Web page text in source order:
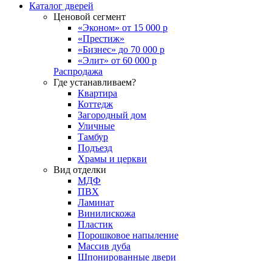
Каталог дверей
Ценовой сегмент
«Эконом» от 15 000 р
«Престиж»
«Бизнес» до 70 000 р
«Элит» от 60 000 р
Распродажа
Где устанавливаем?
Квартира
Коттедж
Загородный дом
Уличные
Тамбур
Подъезд
Храмы и церкви
Вид отделки
МДФ
ПВХ
Ламинат
Винилискожа
Пластик
Порошковое напыление
Массив дуба
Шпонированные двери